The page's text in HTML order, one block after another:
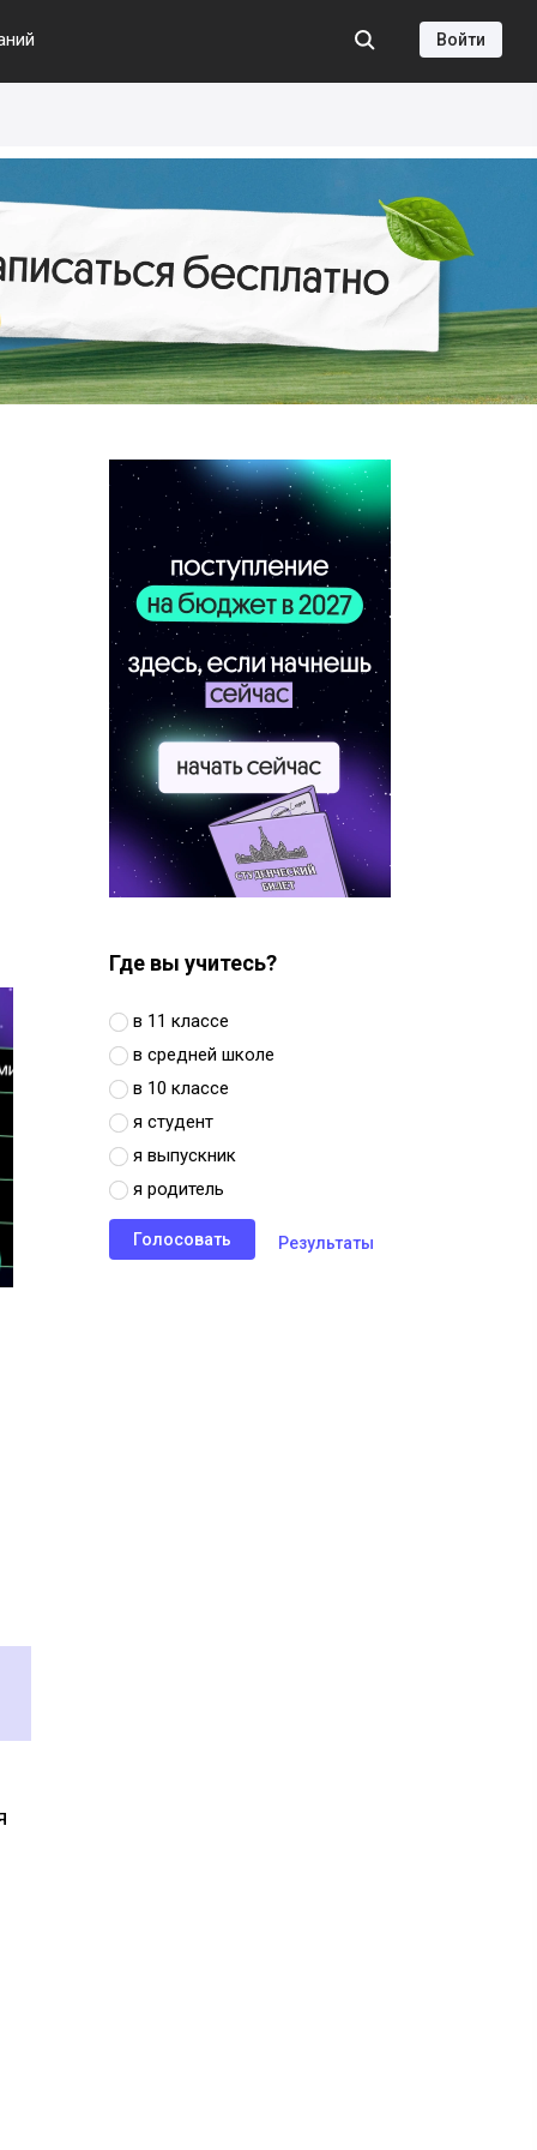
Войти
Где вы учитесь?
в 11 классе
в средней школе
в 10 классе
я студент
я выпускник
я родитель
Результаты